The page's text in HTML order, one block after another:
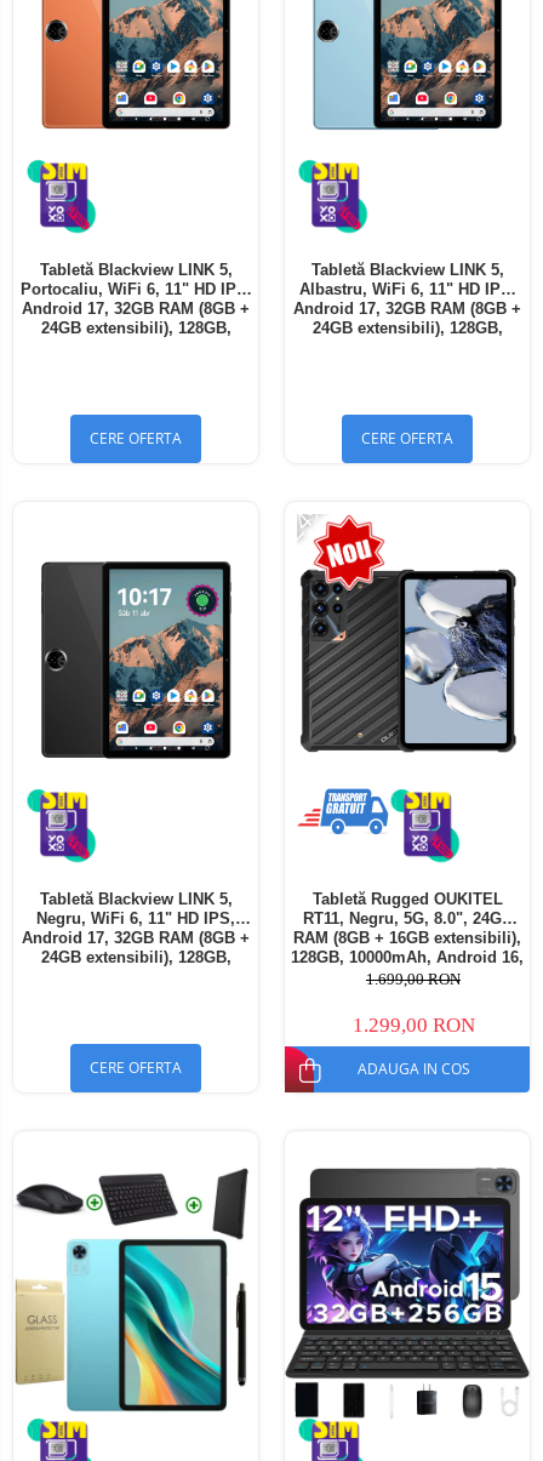
Tabletă Blackview LINK 5,
Portocaliu, WiFi 6, 11" HD IPS,
Android 17, 32GB RAM (8GB +
24GB extensibili), 128GB,
CERE OFERTA
Tabletă Blackview LINK 5,
Albastru, WiFi 6, 11" HD IPS,
Android 17, 32GB RAM (8GB +
24GB extensibili), 128GB,
CERE OFERTA
Tabletă Blackview LINK 5,
Negru, WiFi 6, 11" HD IPS,
Android 17, 32GB RAM (8GB +
24GB extensibili), 128GB,
CERE OFERTA
-24%
Tabletă Rugged OUKITEL
RT11, Negru, 5G, 8.0", 24GB
RAM (8GB + 16GB extensibili),
128GB, 10000mAh, Android 16,
Cameră 16MP AI, Dock
1.699,00 RON
1.299,00 RON
ADAUGA IN COS